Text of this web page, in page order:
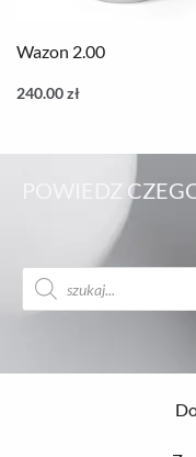
Wazon 2.00
240.00zł
POWIEDZ
Wyszukiwarka
produktów